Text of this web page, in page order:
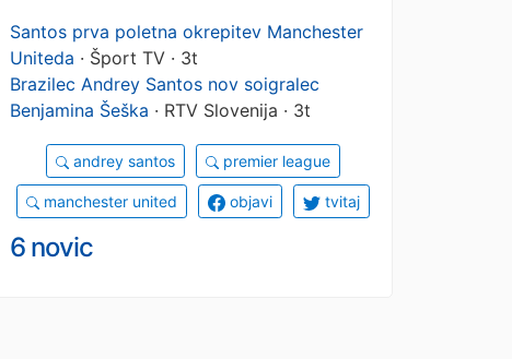
Santos prva poletna okrepitev Manchester
Uniteda · Šport TV · 3t
Brazilec Andrey Santos nov soigralec
Benjamina Šeška · RTV Slovenija · 3t
andrey santos premier league
manchester united objavi tvitaj
6 novic